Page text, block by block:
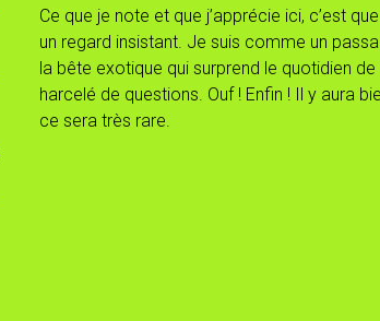
Ce que je note et que j’apprécie ici, c’est
un regard insistant. Je suis comme un
la bête exotique qui surprend le quotidien de
harcelé de questions. Ouf ! Enfin ! Il y aura
ce sera très rare.